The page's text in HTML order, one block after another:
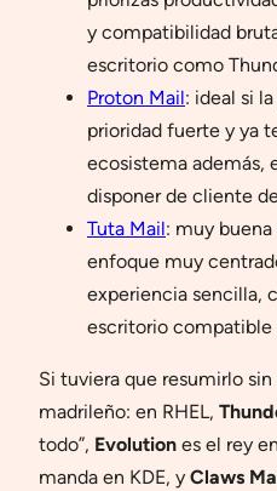
y compatibilidad
escritorio como
Proton Mail: ideal si
prioridad fuerte y ya
ecosistema además,
disponer de cliente
Tuta Mail: muy
enfoque muy
experiencia sencilla,
escritorio compatible
Si tuviera que resumirlo
madrileño: en RHEL,
todo”, Evolution es el rey
manda en KDE, y Claws